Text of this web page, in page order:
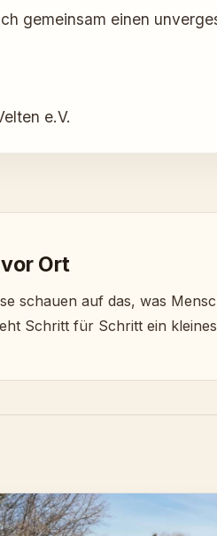
gemeinsam einen
e.V.
Ort
schauen auf das, was
Schritt für Schritt ein